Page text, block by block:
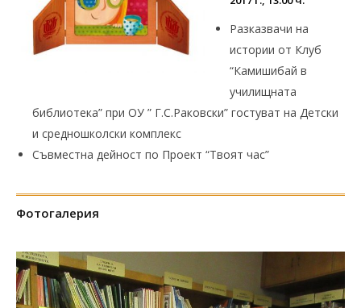
Разказвачи на
истории от Клуб
“Камишибай в
училищната
библиотека” при ОУ ” Г.С.Раковски” гостуват на Детски
и средношколски комплекс
Съвместна дейност по Проект “Твоят час”
Фотогалерия